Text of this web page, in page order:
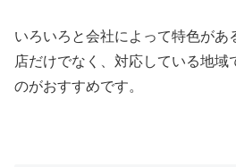
いろいろと会社によって特色があ
店だけでなく、対応している地域
のがおすすめです。